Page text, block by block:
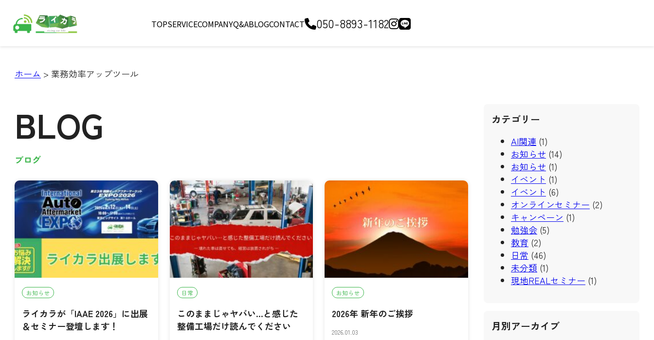
TOPSERVICECOMPANYQ&ABLOGCONTACT 050-8893-1182
ホーム > 業務効率アップツール
BLOG
ブログ
お知らせ
ライカラが「IAAE 2026」に出展
＆セミナー登壇します！
日常
このままじゃヤバい…と感じた
整備工場だけ読んでください
お知らせ
2026年 新年のご挨拶
2026.01.03
カテゴリー
AI関連 (1)
お知らせ (14)
お知らせ (1)
イベント (1)
イベント (6)
オンラインセミナー (2)
キャンペーン (1)
勉強会 (5)
教育 (2)
日常 (46)
未分類 (1)
現地REALセミナー (1)
月別アーカイブ